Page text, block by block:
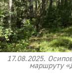
17.08.2025.
маршруту